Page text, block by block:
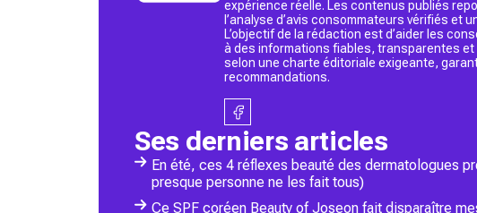
expérience réelle. Les contenus publiés
l’analyse d’avis consommateurs vérifiés et
L’objectif de la rédaction est d’aider les
à des informations fiables, transparentes
selon une charte éditoriale exigeante,
recommandations.
Ses derniers articles
En été, ces 4 réflexes beauté des dermatologues
presque personne ne les fait tous)
Ce SPF coréen Beauty of Joseon fait disparaître